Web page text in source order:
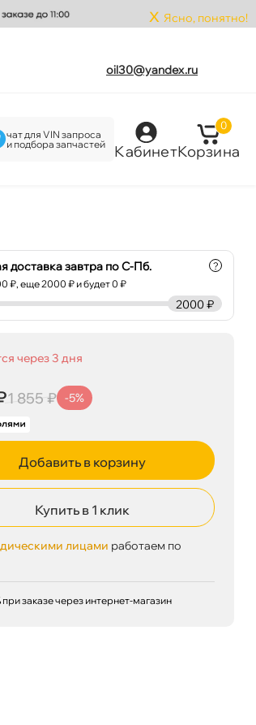
x Ясно, понятно!
oil30@yandex.ru
чат для VIN запроса
и подбора запчастей
Кабинет
0
Корзина
доставка завтра по С-Пб.
₽, еще2000 ₽ и будет 0 ₽
?
2000 ₽
через 3 дня
1 855 ₽ -5%
Добавить в корзину
Купить в 1 клик
лицами работаем по
при заказе через интернет-магазин